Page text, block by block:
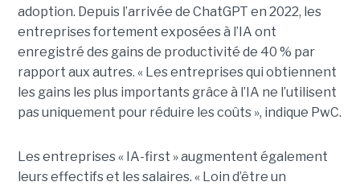
adoption. Depuis l’arrivée de ChatGPT en 2022, les
entreprises fortement exposées à l’IA ont
enregistré des gains de productivité de 40 % par
rapport aux autres. « Les entreprises qui obtiennent
les gains les plus importants grâce à l’IA ne l’utilisent
pas uniquement pour réduire les coûts », indique PwC.
Les entreprises « IA-first » augmentent également
leurs effectifs et les salaires. « Loin d’être un